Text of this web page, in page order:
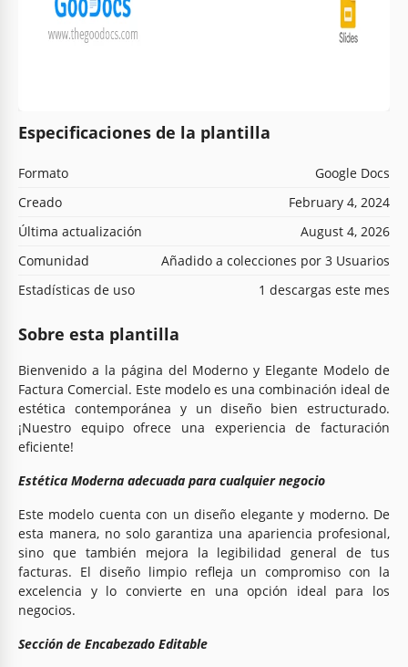
Especificaciones de la plantilla
Formato
Google Docs
Creado
February 4, 2024
Última actualización
August 4, 2026
Comunidad
Añadido a colecciones por 3 Usuarios
Estadísticas de uso
1 descargas este mes
Sobre esta plantilla
Bienvenido a la página del Moderno y Elegante Modelo de
Factura Comercial. Este modelo es una combinación ideal de
estética contemporánea y un diseño bien estructurado.
¡Nuestro equipo ofrece una experiencia de facturación
eficiente!
Estética Moderna adecuada para cualquier negocio
Este modelo cuenta con un diseño elegante y moderno. De
esta manera, no solo garantiza una apariencia profesional,
sino que también mejora la legibilidad general de tus
facturas. El diseño limpio refleja un compromiso con la
excelencia y lo convierte en una opción ideal para los
negocios.
Sección de Encabezado Editable